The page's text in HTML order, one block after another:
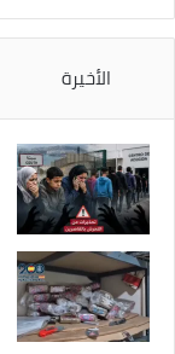
الأخيرة